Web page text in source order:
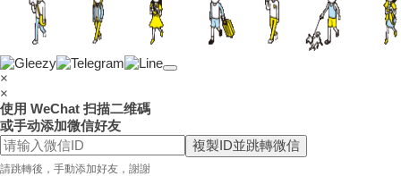
送
×
×
使用 WeChat 扫描二维碼
或手动添加微信好友
複製ID並跳轉微信
請跳轉後，手動添加好友，謝謝